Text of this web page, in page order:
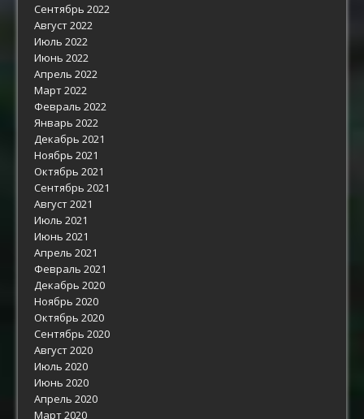
Сентябрь 2022
Август 2022
Июль 2022
Июнь 2022
Апрель 2022
Март 2022
Февраль 2022
Январь 2022
Декабрь 2021
Ноябрь 2021
Октябрь 2021
Сентябрь 2021
Август 2021
Июль 2021
Июнь 2021
Апрель 2021
Февраль 2021
Декабрь 2020
Ноябрь 2020
Октябрь 2020
Сентябрь 2020
Август 2020
Июль 2020
Июнь 2020
Апрель 2020
Март 2020